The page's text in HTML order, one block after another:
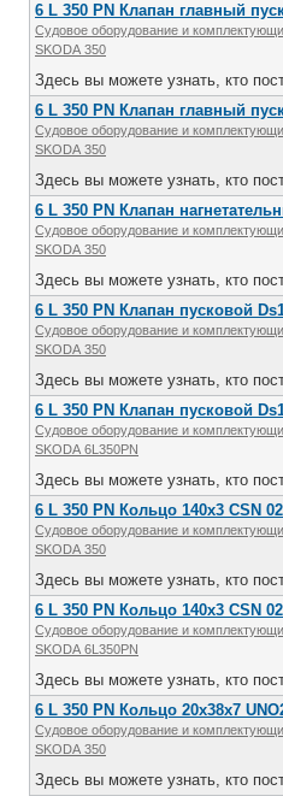
6 L 350 PN Клапан главный
Судовое оборудование и
SKODA 350
Здесь вы можете узнать, кто
6 L 350 PN Клапан главный
Судовое оборудование и
SKODA 350
Здесь вы можете узнать, кто
6 L 350 PN Клапан
Судовое оборудование и
SKODA 350
Здесь вы можете узнать, кто
6 L 350 PN Клапан пусковой
Судовое оборудование и
SKODA 350
Здесь вы можете узнать, кто
6 L 350 PN Клапан пусковой
Судовое оборудование и
SKODA 6L350PN
Здесь вы можете узнать, кто
6 L 350 PN Кольцо 140х3 CSN
Судовое оборудование и
SKODA 350
Здесь вы можете узнать, кто
6 L 350 PN Кольцо 140х3 CSN
Судовое оборудование и
SKODA 6L350PN
Здесь вы можете узнать, кто
6 L 350 PN Кольцо 20x38x7
Судовое оборудование и
SKODA 350
Здесь вы можете узнать, кто